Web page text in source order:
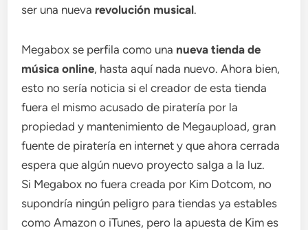
ser una nueva revolución musical.
Megabox se perfila como una nueva tienda de
música online, hasta aquí nada nuevo. Ahora bien,
esto no sería noticia si el creador de esta tienda
fuera el mismo acusado de piratería por la
propiedad y mantenimiento de Megaupload, gran
fuente de piratería en internet y que ahora cerrada
espera que algún nuevo proyecto salga a la luz.
Si Megabox no fuera creada por Kim Dotcom, no
supondría ningún peligro para tiendas ya estables
como Amazon o iTunes, pero la apuesta de Kim es